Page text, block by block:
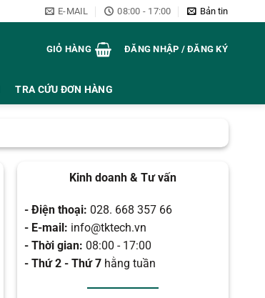
E-MAIL 08:00 - 17:00 Bản tin
GIỎ HÀNG ĐĂNG NHẬP / ĐĂNG KÝ
TRA CỨU ĐƠN HÀNG
Kinh doanh & Tư vấn
- Điện thoại: 028. 668 357 66
- E-mail: info@tktech.vn
- Thời gian: 08:00 - 17:00
- Thứ 2 - Thứ 7 hằng tuần